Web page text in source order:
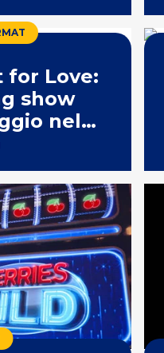
for Love:
show
nel